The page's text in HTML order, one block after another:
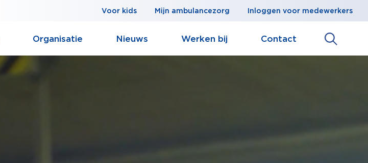
Voor kids Mijn ambulancezorg Inloggen voor medewerkers
Organisatie Nieuws Werken bij Contact